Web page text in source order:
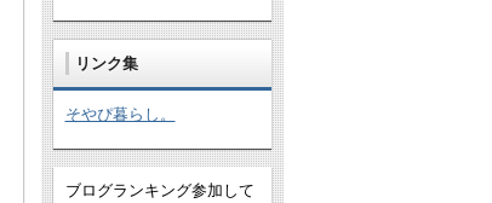
リンク集
そやぴ暮らし。
ブログランキング参加して